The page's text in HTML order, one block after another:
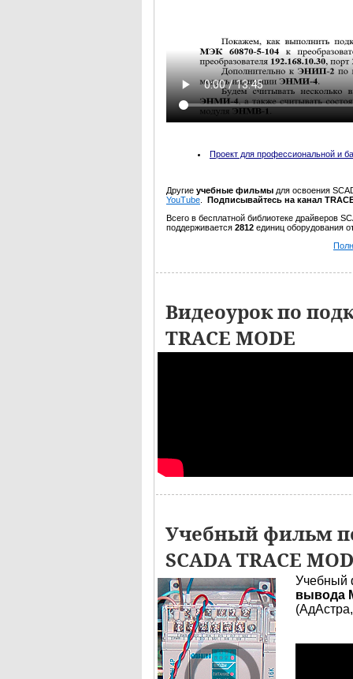
Проект для профессиональной и
Другие учебные фильмы для освоения
YouTube
Подписывайтесь на канал
Всего в бесплатной библиотеке драйверов
поддерживается 2812 единиц оборудования
Видеоурок по
TRACE MODE
Учебный фильм
SCADA TRACE
Учебный
вывода